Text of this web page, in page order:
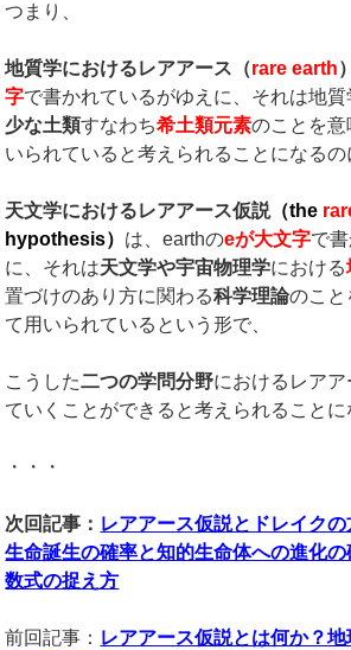
つまり、
地質学におけるレアアース（rare earth）
字で書かれているがゆえに、それは地
少な土類すなわち希土類元素のことを意
いられていると考えられることになるの
天文学におけるレアアース仮説（the
hypothesis） は、earthのeが大文字で
に、それは天文学や宇宙物理学における
置づけのあり方に関わる科学理論のこと
て用いられているという形で、
こうした二つの学問分野におけるレア
ていくことができると考えられることに
・・・
次回記事： レアアース仮説とドレイク
生命誕生の確率と知的生命体への進化
数式の捉え方
前回記事： レアアース仮説とは何か？